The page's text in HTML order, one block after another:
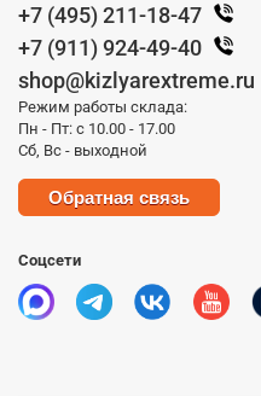
+7 (495) 211-18-47
+7 (911) 924-49-40
shop@kizlyarextreme.ru
Режим работы склада:
Пн - Пт: с 10.00 - 17.00
Сб, Вс - выходной
Обратная связь
Соцсети